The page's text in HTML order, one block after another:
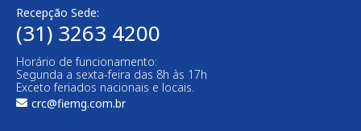
Recepção Sede:
(31) 3263 4200
Horário de funcionamento:
Segunda a sexta-feira das 8h às 17h
Exceto feriados nacionais e locais.
crc@fiemg.com.br